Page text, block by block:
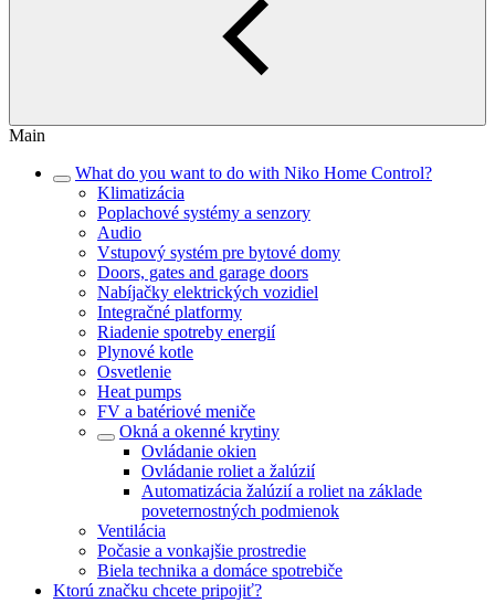
Main
What do you want to do with Niko Home Control?
Klimatizácia
Poplachové systémy a senzory
Audio
Vstupový systém pre bytové domy
Doors, gates and garage doors
Nabíjačky elektrických vozidiel
Integračné platformy
Riadenie spotreby energií
Plynové kotle
Osvetlenie
Heat pumps
FV a batériové meniče
Okná a okenné krytiny
Ovládanie okien
Ovládanie roliet a žalúzií
Automatizácia žalúzií a roliet na základe
poveternostných podmienok
Ventilácia
Počasie a vonkajšie prostredie
Biela technika a domáce spotrebiče
Ktorú značku chcete pripojiť?